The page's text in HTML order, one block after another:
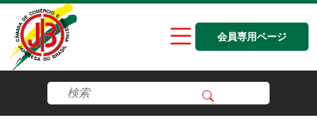
会員専用ページ